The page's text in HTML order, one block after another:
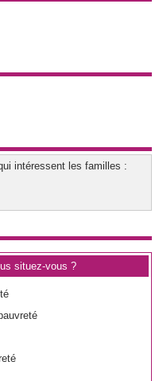
intéressent les familles :
situez-vous ?